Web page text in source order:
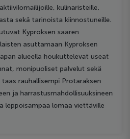
kulinaristeille,
sekä tarinoista kiinnostuneille.
Kyproksen saaren
asuttamaan Kyproksen
alueella houkuttelevat useat
monipuoliset palvelut sekä
rauhallisempi Protaraksen
ja harrastusmahdollisuuksineen
leppoisampaa lomaa viettäville